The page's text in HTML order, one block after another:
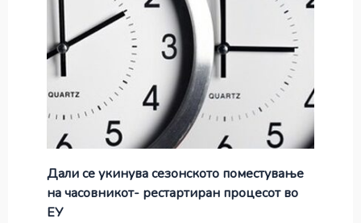
Дали се укинува сезонското поместување
на часовникот- рестартиран процесот во
ЕУ